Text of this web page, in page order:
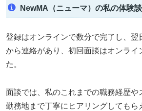
NewMA（ニューマ）の私の体験談
登録はオンラインで数分で完了し、翌
から連絡があり、初回面談はオンライ
た。
面談では、私のこれまでの職務経歴や
勤務地まで丁寧にヒアリングしてもら